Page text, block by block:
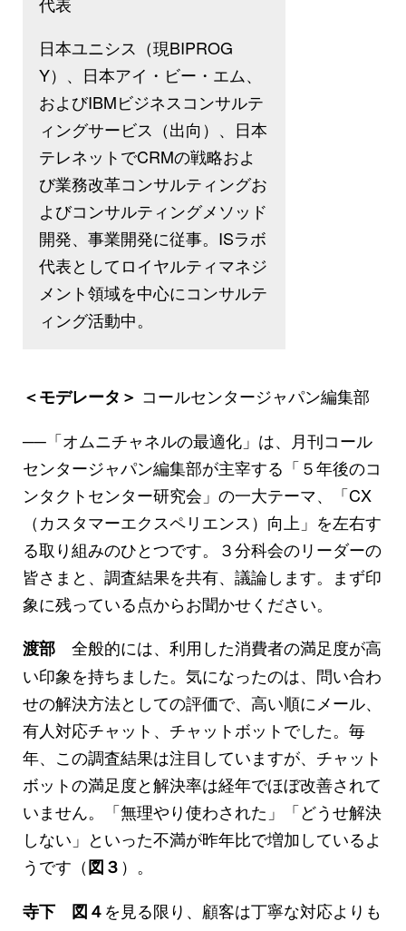
日本ユニシス（現BIPROG
Y）、日本アイ・ビー・エム、
およびIBMビジネスコンサルテ
ィングサービス（出向）、日本
テレネットでCRMの戦略およ
び業務改革コンサルティングお
よびコンサルティングメソッド
開発、事業開発に従事。ISラボ
代表としてロイヤルティマネジ
メント領域を中心にコンサルテ
ィング活動中。
＜モデレータ＞ コールセンタージャパン編集部
──「オムニチャネルの最適化」は、月刊コール
センタージャパン編集部が主宰する「５年後のコ
ンタクトセンター研究会」の一大テーマ、「CX
（カスタマーエクスペリエンス）向上」を左右す
る取り組みのひとつです。３分科会のリーダーの
皆さまと、調査結果を共有、議論します。まず印
象に残っている点からお聞かせください。
渡部 全般的には、利用した消費者の満足度が高
い印象を持ちました。気になったのは、問い合わ
せの解決方法としての評価で、高い順にメール、
有人対応チャット、チャットボットでした。毎
年、この調査結果は注目していますが、チャット
ボットの満足度と解決率は経年でほぼ改善されて
いません。「無理やり使わされた」「どうせ解決
しない」といった不満が昨年比で増加しているよ
うです（図３ ）。
寺下
図４を見る限り、顧客は丁寧な対応よりも